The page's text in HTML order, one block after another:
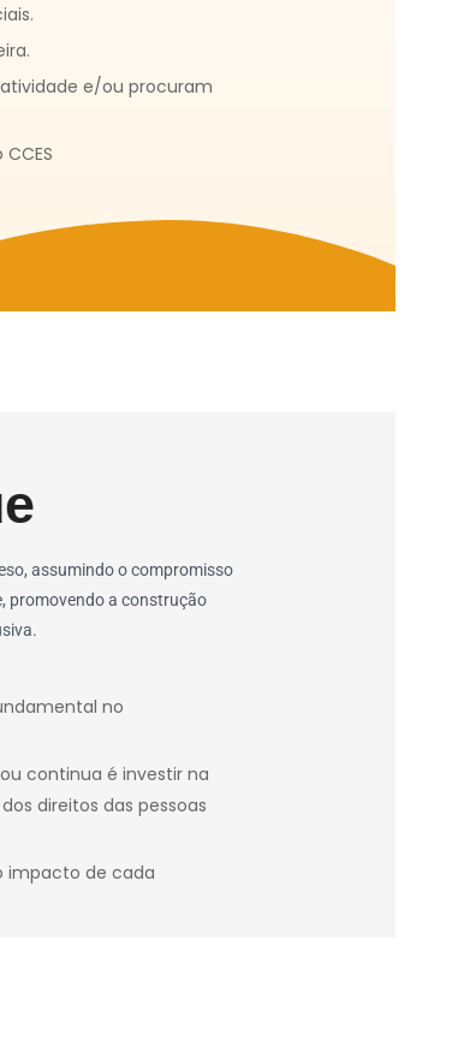
e/ou procuram
assumindo o compromisso
promovendo a construção
no
continua é investir na
direitos das pessoas
impacto de cada